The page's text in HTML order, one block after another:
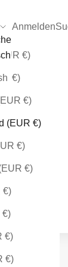
€)
€)
€)
(EUR €)
€)
€)
€)
€)
€)
€)
Anmelden